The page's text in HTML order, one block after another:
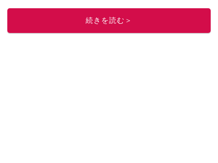
ルメライター、食の専門家として出演実績あり。
続きを読む＞